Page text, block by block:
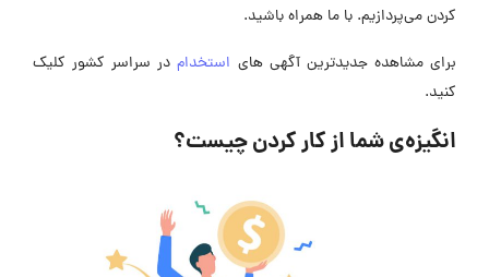
کردن می‌پردازیم. با ما همراه باشید.
برای مشاهده جدیدترین آگهی های استخدامدر سراسر کشور کلیک
کنید.
انگیزه‌ی شما از کار کردن چیست؟